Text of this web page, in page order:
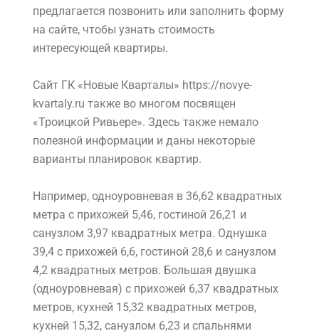
предлагается позвонить или заполнить форму
на сайте, чтобы узнать стоимость
интересующей квартиры.
Сайт ГК «Новые Кварталы» https://novye-
kvartaly.ru также во многом посвящен
«Троицкой Ривьере». Здесь также немало
полезной информации и даны некоторые
варианты планировок квартир.
Например, одноуровневая в 36,62 квадратных
метра с прихожей 5,46, гостиной 26,21 и
санузлом 3,97 квадратных метра. Однушка
39,4 с прихожей 6,6, гостиной 28,6 и санузлом
4,2 квадратных метров. Большая двушка
(одноуровневая) с прихожей 6,37 квадратных
метров, кухней 15,32 квадратных метров,
кухней 15,32, санузлом 6,23 и спальнями